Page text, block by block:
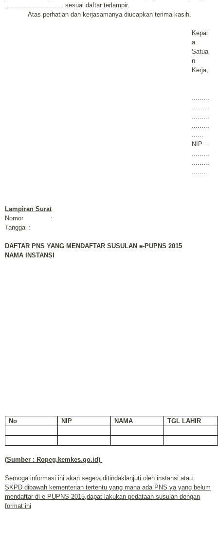
.............................. sesuai daftar terlampir.
Atas perhatian dan kerjasamanya diucapkan terima kasih.
Kepal
a
Satua
n
Kerja,
.........
.........
.........
.........
......
NIP....
.........
.........
........
Lampiran Surat
Nomor :
Tanggal :
DAFTAR PNS YANG MENDAFTAR SUSULAN e-PUPNS 2015
NAMA INSTANSI
No NIP NAMA TGL LAHIR
(Sumber : Ropeg.kemkes.go.id)
Semoga informasi ini akan segera ditindaklanjuti oleh instansi atau
SKPD dibawah kementerian tertentu yang mana ada PNS ya yang belum
mendaftar di e-PUPNS 2015,dapat lakukan pedataan susulan dengan
format ini